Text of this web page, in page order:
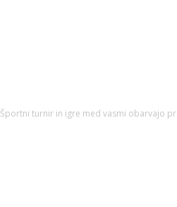
Športni turnir in igre med vasmi obarvajo